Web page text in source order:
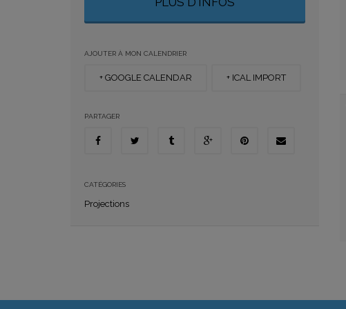
AJOUTER À MON CALENDRIER
+ GOOGLE CALENDAR + ICAL IMPORT
PARTAGER
CATÉGORIES
Projections